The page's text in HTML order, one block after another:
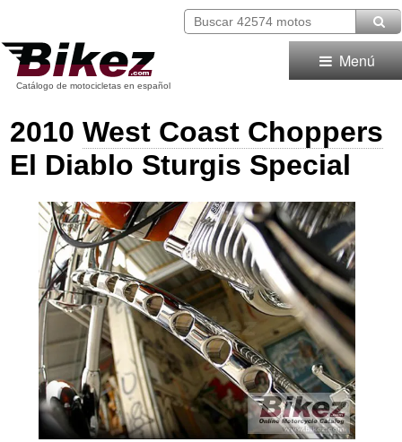
Catálogo de motocicletas en español
Menú
2010 West Coast Choppers
El Diablo Sturgis Special